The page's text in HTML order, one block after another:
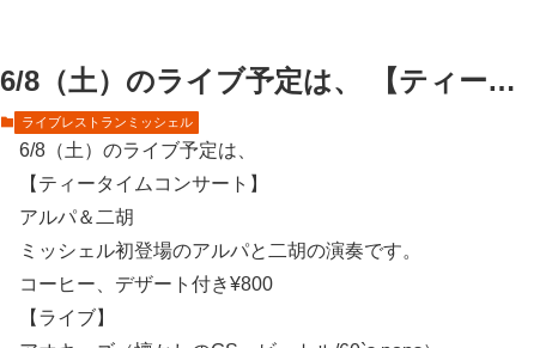
6/8（土）のライブ予定は、 【ティー…
ライブレストランミッシェル
6/8（土）のライブ予定は、
【ティータイムコンサート】
アルパ＆二胡
ミッシェル初登場のアルパと二胡の演奏です。
コーヒー、デザート付き¥800
【ライブ】